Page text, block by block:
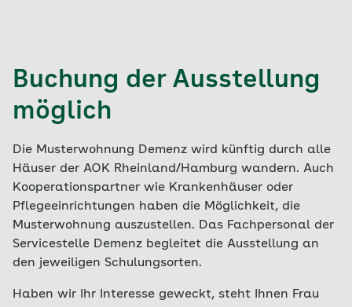
Buchung der Ausstellung
möglich
Die Musterwohnung Demenz wird künftig durch alle
Häuser der AOK Rheinland/Hamburg wandern. Auch
Kooperationspartner wie Krankenhäuser oder
Pflegeeinrichtungen haben die Möglichkeit, die
Musterwohnung auszustellen. Das Fachpersonal der
Servicestelle Demenz begleitet die Ausstellung an
den jeweiligen Schulungsorten.
Haben wir Ihr Interesse geweckt, steht Ihnen Frau